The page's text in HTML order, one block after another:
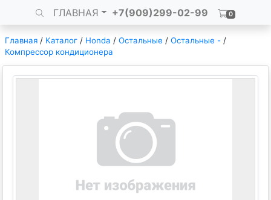
ГЛАВНАЯ +7(909)299-02-99 0
Главная / Каталог / Honda / Остальные / Остальные - /
Компрессор кондиционера